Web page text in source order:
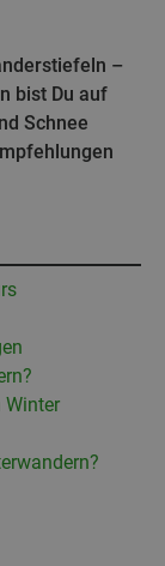
–
bist Du auf
Schnee
Winter